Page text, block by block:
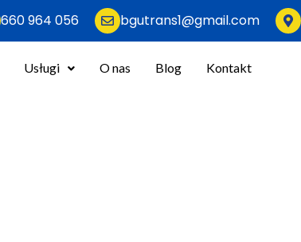
660 964 056 bgutrans1@gmail.com
Usługi O nas Blog Kontakt